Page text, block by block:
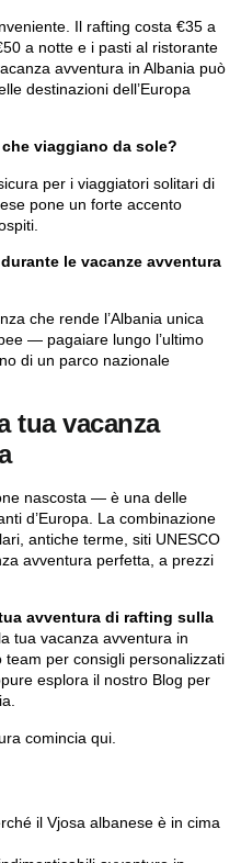
Il rafting costa €35 a
a notte e i pasti al ristorante
avventura in Albania può
destinazioni dell’Europa
viaggiano da sole?
per i viaggiatori solitari di
pone un forte accento
le vacanze avventura
che rende l’Albania unica
— pagaiare lungo l’ultimo
di un parco nazionale
tua vacanza
nascosta — è una delle
d’Europa. La combinazione
antiche terme, siti UNESCO
avventura perfetta, a prezzi
avventura di rafting sulla
tua vacanza avventura in
team per consigli personalizzati
esplora il nostro Blog per
comincia qui.
il Vjosa albanese è in cima